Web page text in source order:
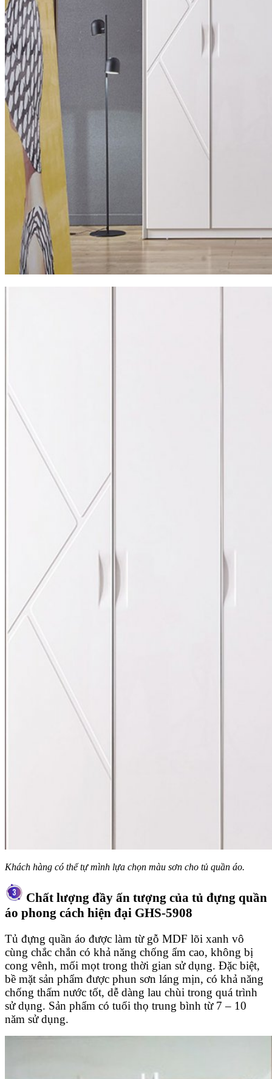
Khách hàng có thể tự mình lựa chọn màu sơn cho tủ quần áo.
Chất lượng đầy ấn tượng của tủ đựng quần
áo phong cách hiện đại GHS-5908
Tủ đựng quần áo được làm từ gỗ MDF lõi xanh vô
cùng chắc chắn có khả năng chống ẩm cao, không bị
cong vênh, mối mọt trong thời gian sử dụng. Đặc biệt,
bề mặt sản phẩm được phun sơn láng mịn, có khả năng
chống thấm nước tốt, dễ dàng lau chùi trong quá trình
sử dụng. Sản phẩm có tuổi thọ trung bình từ 7 – 10
năm sử dụng.